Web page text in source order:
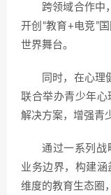
跨领域合作中
开创“教育+电竞”
世界舞台。
同时，在心理
联合举办青少年
解决方案，增强青
通过一系列战
业务边界，构建
维度的教育生态圈